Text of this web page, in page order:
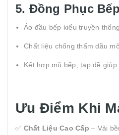
5. Đồng Phục Bếp
Áo đầu bếp kiểu truyền
Chất liệu chống thấm dầu
Kết hợp mũ bếp, tạp dề
Ưu Điểm Khi
✅ Chất Liệu Cao Cấp – Vải